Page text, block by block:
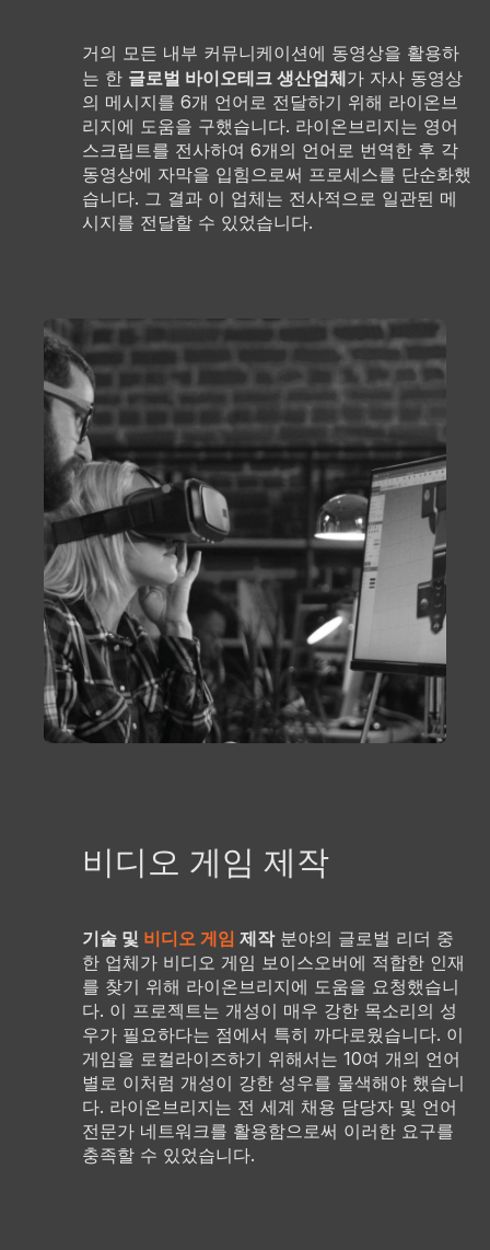
거의 모든 내부 커뮤니케이션에 동영상을 활용하
는 한 글로벌 바이오테크 생산업체가 자사 동영상
의 메시지를 6개 언어로 전달하기 위해 라이온브
리지에 도움을 구했습니다. 라이온브리지는 영어
스크립트를 전사하여 6개의 언어로 번역한 후 각
동영상에 자막을 입힘으로써 프로세스를 단순화했
습니다. 그 결과 이 업체는 전사적으로 일관된 메
시지를 전달할 수 있었습니다.
비디오 게임 제작
기술 및 비디오 게임 제작분야의 글로벌 리더 중
한 업체가 비디오 게임 보이스오버에 적합한 인재
를 찾기 위해 라이온브리지에 도움을 요청했습니
다. 이 프로젝트는 개성이 매우 강한 목소리의 성
우가 필요하다는 점에서 특히 까다로웠습니다. 이
게임을 로컬라이즈하기 위해서는 10여 개의 언어
별로 이처럼 개성이 강한 성우를 물색해야 했습니
다. 라이온브리지는 전 세계 채용 담당자 및 언어
전문가 네트워크를 활용함으로써 이러한 요구를
충족할 수 있었습니다.